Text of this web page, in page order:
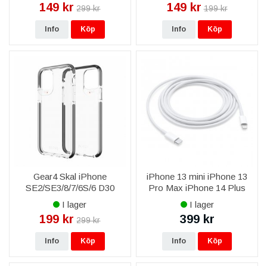
149 kr 299 kr
Info Köp
149 kr 199 kr
Info Köp
Gear4 Skal iPhone
SE2/SE3/8/7/6S/6 D30
Piccadilly - Svart
I lager
199 kr 299 kr
Info Köp
iPhone 13 mini iPhone 13
Pro Max iPhone 14 Plus
iPhone 14 Pro Max Apple
Original USB-C till
Lightning-kabel 2M
MKQ42ZM/A - Vit
I lager
399 kr
Info Köp